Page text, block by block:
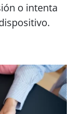
o intenta